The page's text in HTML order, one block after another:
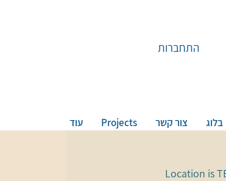
התחברות
בלוג צור קשר Projects עוד
Location is